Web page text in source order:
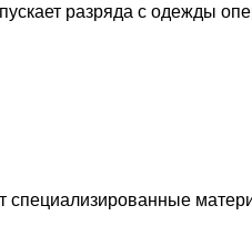
разряда с одежды
специализированные